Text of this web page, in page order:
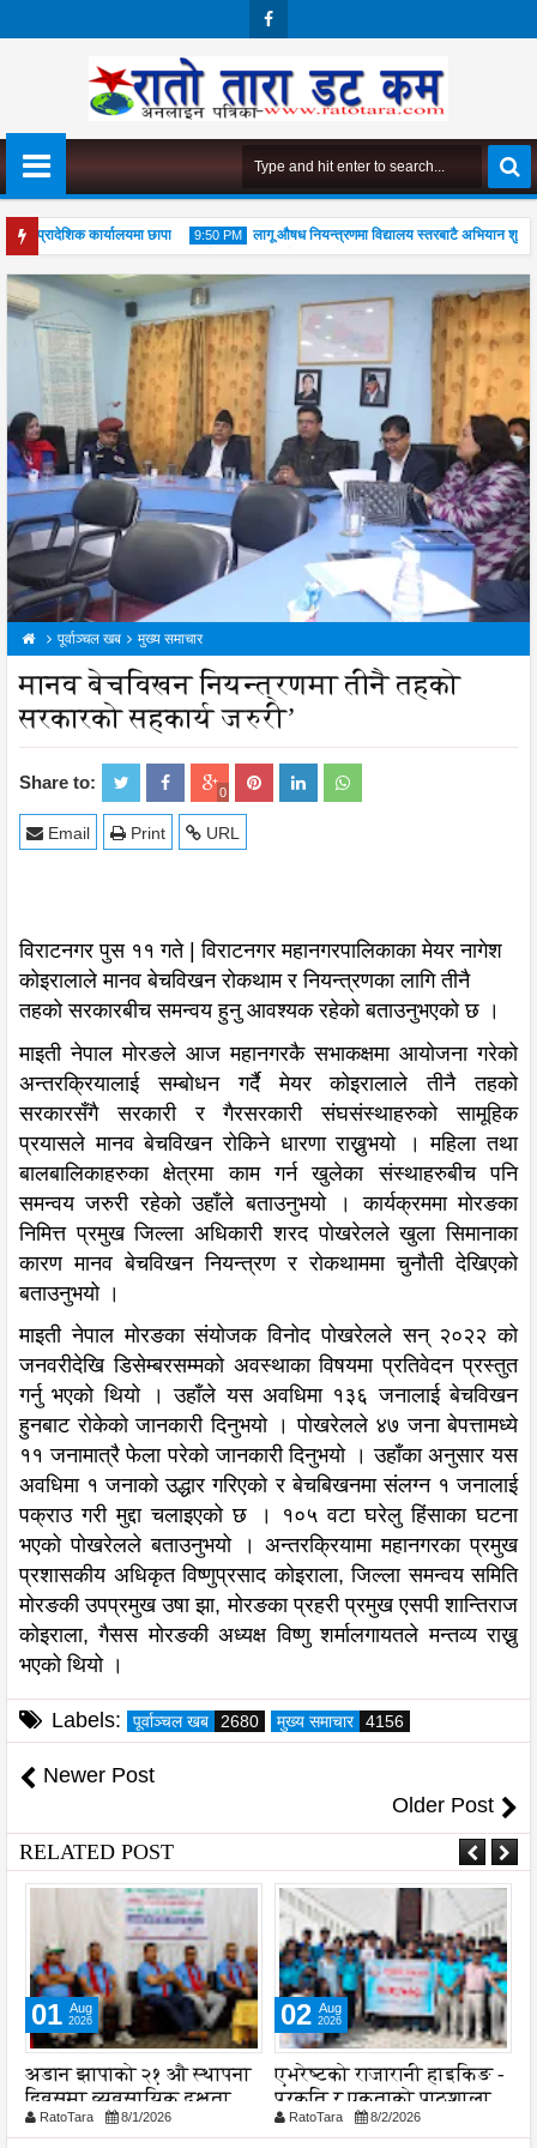
Boo
प्रादेशिक कार्यालयमा छापा 9:50 PM
04 Aug
2026
लागू औषध नियन्त्रणमा विद्यालय स्तरबाटै अभियान शुरु
महोत्सव सम्पन्न, आध्यात्मिक जीवनशैली अपनाउन जोड
पूर्वाञ्चल खब मुख्य समाचार
मानव बेचविखन नियन्त्रणमा तीनै तहको
सरकारको सहकार्य जरुरी’
Share to: 0
URL
Print
Email
विराटनगर पुस ११ गते | विराटनगर महानगरपालिकाका मेयर नागेश
कोइरालाले मानव बेचविखन रोकथाम र नियन्त्रणका लागि तीनै
तहको सरकारबीच समन्वय हुनु आवश्यक रहेको बताउनुभएको छ ।
माइती नेपाल मोरङले आज महानगरकै सभाकक्षमा आयोजना गरेको
अन्तरक्रियालाई सम्बोधन गर्दै मेयर कोइरालाले तीनै तहको
सरकारसँगै सरकारी र गैरसरकारी संघसंस्थाहरुको सामूहिक
प्रयासले मानव बेचविखन रोकिने धारणा राख्नुभयो । महिला तथा
बालबालिकाहरुका क्षेत्रमा काम गर्न खुलेका संस्थाहरुबीच पनि
समन्वय जरुरी रहेको उहाँले बताउनुभयो । कार्यक्रममा मोरङका
निमित्त प्रमुख जिल्ला अधिकारी शरद पोखरेलले खुला सिमानाका
कारण मानव बेचविखन नियन्त्रण र रोकथाममा चुनौती देखिएको
बताउनुभयो ।
माइती नेपाल मोरङका संयोजक विनोद पोखरेलले सन् २०२२ को
जनवरीदेखि डिसेम्बरसम्मको अवस्थाका विषयमा प्रतिवेदन प्रस्तुत
गर्नु भएको थियो । उहाँले यस अवधिमा १३६ जनालाई बेचविखन
हुनबाट रोकेको जानकारी दिनुभयो । पोखरेलले ४७ जना बेपत्तामध्ये
११ जनामात्रै फेला परेको जानकारी दिनुभयो । उहाँका अनुसार यस
अवधिमा १ जनाको उद्धार गरिएको र बेचबिखनमा संलग्न १ जनालाई
पक्राउ गरी मुद्दा चलाइएको छ । १०५ वटा घरेलु हिंसाका घटना
भएको पोखरेलले बताउनुभयो । अन्तरक्रियामा महानगरका प्रमुख
प्रशासकीय अधिकृत विष्णुप्रसाद कोइराला, जिल्ला समन्वय समिति
मोरङकी उपप्रमुख उषा झा, मोरङका प्रहरी प्रमुख एसपी शान्तिराज
कोइराला, गैसस मोरङकी अध्यक्ष विष्णु शर्मालगायतले मन्तव्य राख्नु
भएको थियो ।
Labels: पूर्वाञ्चल खब 2680 मुख्य समाचार 4156
Newer Post
Older Post
RELATED POST
01 Aug
2026
अडान झापाको २१ औ स्थापना
दिवसमा व्यवसायिक दक्षता,
विश्वसनीयता र गुणस्तरमा
RatoTara 8/1/2026
02 Aug
2026
एभरेष्टको राजारानी हाइकिङ -
प्रकृति र एकताको पाठशाला
RatoTara 8/2/2026